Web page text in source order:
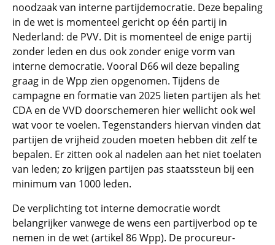
noodzaak van interne partijdemocratie. Deze bepaling
in de wet is momenteel gericht op één partij in
Nederland: de PVV. Dit is momenteel de enige partij
zonder leden en dus ook zonder enige vorm van
interne democratie. Vooral D66 wil deze bepaling
graag in de Wpp zien opgenomen. Tijdens de
campagne en formatie van 2025 lieten partijen als het
CDA en de VVD doorschemeren hier wellicht ook wel
wat voor te voelen. Tegenstanders hiervan vinden dat
partijen de vrijheid zouden moeten hebben dit zelf te
bepalen. Er zitten ook al nadelen aan het niet toelaten
van leden; zo krijgen partijen pas staatssteun bij een
minimum van 1000 leden.
De verplichting tot interne democratie wordt
belangrijker vanwege de wens een partijverbod op te
nemen in de wet (artikel 86 Wpp). De procureur-